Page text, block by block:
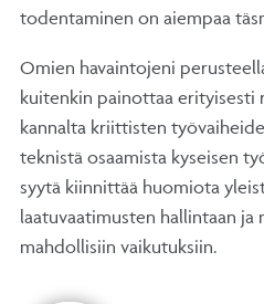
todentaminen on aiempaa
Omien havaintojeni
kuitenkin painottaa erityisesti
kannalta kriittisten
teknistä osaamista kyseisen
syytä kiinnittää huomiota
laatuvaatimusten hallintaan ja
mahdollisiin vaikutuksiin.